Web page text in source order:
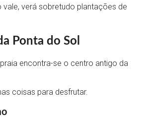
vale, verá sobretudo plantações de
Ponta do Sol
encontra-se o centro antigo da
coisas para desfrutar.